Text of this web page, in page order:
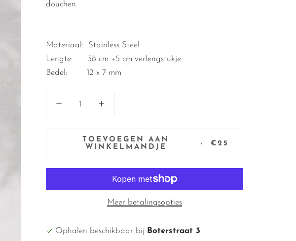
douchen.
Materiaal: Stainless Steel
Lengte: 38 cm +5 cm verlengstukje
Bedel: 12 x 7 mm
TOEVOEGEN AAN
WINKELMANDJE
€25
Meer betalingsopties
Ophalen beschikbaar bij Boterstraat 3